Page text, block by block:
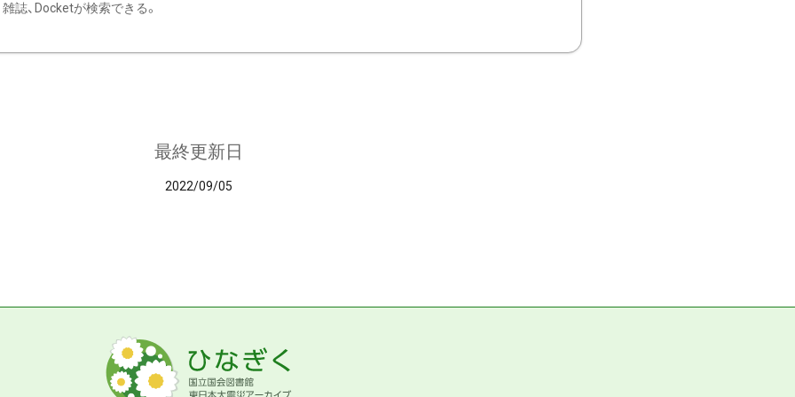
雑誌、Docketが検索できる。
最終更新日
2022/09/05